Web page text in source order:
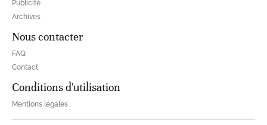
Publicité
Archives
Nous contacter
FAQ
Contact
Conditions d'utilisation
Mentions légales